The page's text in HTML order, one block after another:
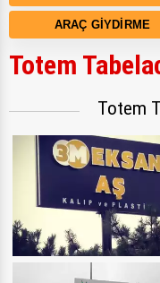
ARAÇ GIYDIRME
Totem
Totem